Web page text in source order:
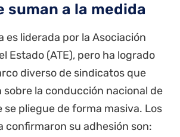
suman a la medida
es liderada por la Asociación
Estado (ATE), pero ha logrado
diverso de sindicatos que
sobre la conducción nacional de
se pliegue de forma masiva. Los
confirmaron su adhesión son: